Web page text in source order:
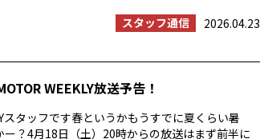
スタッフ通信
2026.04.23
WEEKLY放送予告！
スタッフです春というかもうすでに夏くらい暑
？4月18日（土）20時からの放送はまず前半に